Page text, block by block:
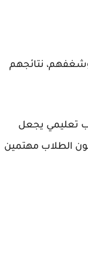
نتائجهم
تعليمي يجعل
الطلاب مهتمين